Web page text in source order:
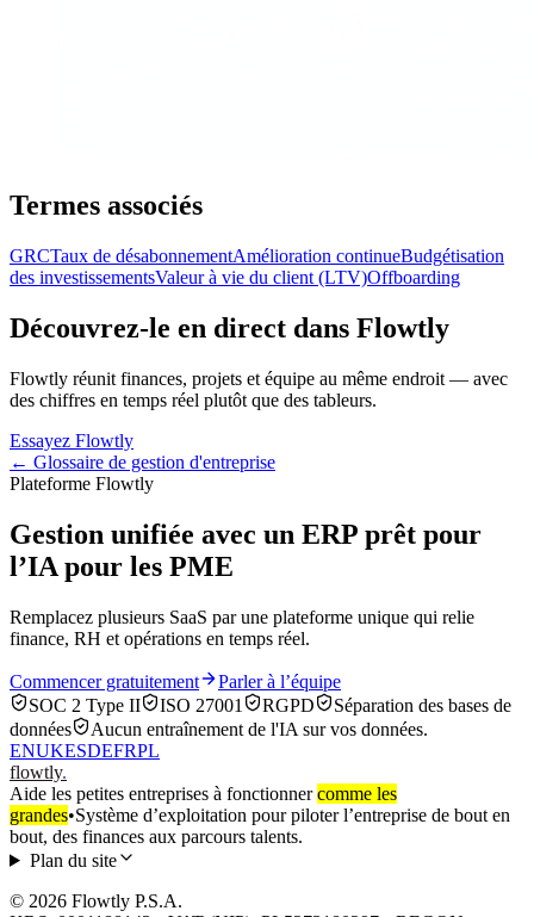
Termes associés
GRCTaux de désabonnementAmélioration continueBudgétisation
des investissementsValeur à vie du client (LTV)Offboarding
Découvrez-le en direct dans Flowtly
Flowtly réunit finances, projets et équipe au même endroit — avec
des chiffres en temps réel plutôt que des tableurs.
Essayez Flowtly
← Glossaire de gestion d'entreprise
Plateforme Flowtly
Gestion unifiée avec un ERP prêt pour
l’IA pour les PME
Remplacez plusieurs SaaS par une plateforme unique qui relie
finance, RH et opérations en temps réel.
Commencer gratuitement
Parler à l’équipe
SOC 2 Type II
ISO 27001 RGPD
Séparation des bases de
données
Aucun entraînement de l'IA sur vos données.
ENUKESDEFRPL
flowtly.
Aide les petites entreprises à fonctionnercomme les
grandes•Système d’exploitation pour piloter l’entreprise de bout en
bout, des finances aux parcours talents.
Plan du site
© 2026 Flowtly P.S.A.